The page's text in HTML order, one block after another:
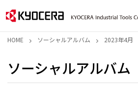
HOME ソーシャルアルバム 2023年4月
ソーシャルアルバム